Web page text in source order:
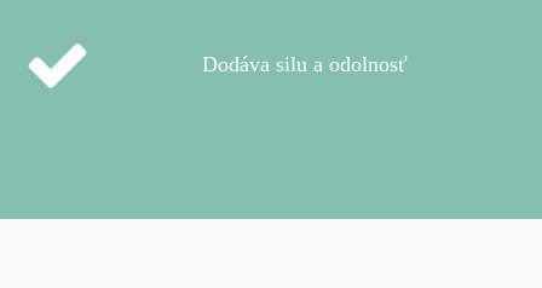
Dodáva silu a odolnosť